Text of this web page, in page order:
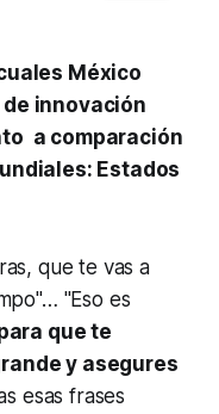
México
innovación
a comparación
Estados
que te vas a
"Eso es
que te
y asegures
esas frases